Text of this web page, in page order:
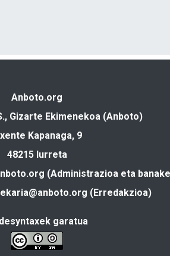
Anboto.org
Gizarte Ekimenekoa (Anboto)
Kapanaga, 9
48215 Iurreta
(Administrazioa eta
(Erredakzioa)
garatua